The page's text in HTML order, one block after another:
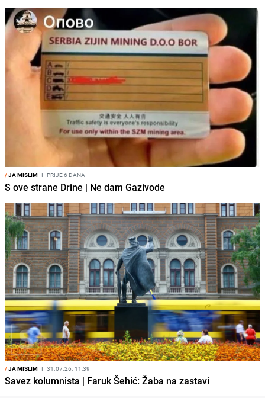
/JA MISLIM I PRIJE 6 DANA
S ove strane Drine | Ne dam Gazivode
/JA MISLIM I 31.07.26. 11:39
Savez kolumnista | Faruk Šehić: Žaba na zastavi